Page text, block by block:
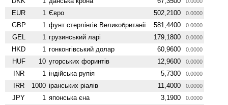
EUR 1 Євро 502,2100 0.0000
GBP 1 фунт стерлінгів Велико­британії 581,4400 0.0000
GEL 1 грузинський ларі 179,1800 0.0000
HKD 1 гонконгівський долар 60,9600 0.0000
HUF 10 угорських форинтів 12,9600 0.0000
INR 1 індійська рупія 5,7300 0.0000
IRR 1000 іранських ріалів 11,4000 0.0000
JPY 1 японська єна 3,1900 0.0000